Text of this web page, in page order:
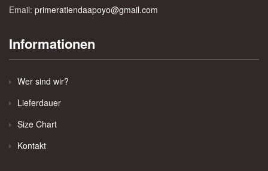
Email: primeratiendaapoyo@gmail.com
Informationen
Wer sind wir?
Lieferdauer
Size Chart
Kontakt